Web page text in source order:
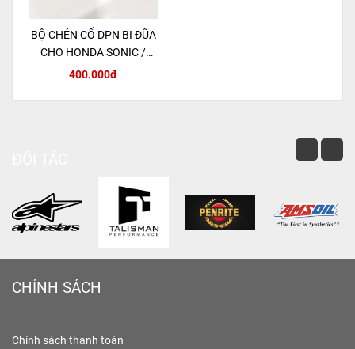
BỘ CHÉN CỔ DPN BI ĐŨA
CHO HONDA SONIC /
MSX 125 / CBR150R
400.000đ
CHÍNH SÁCH
Chính sách thanh toán